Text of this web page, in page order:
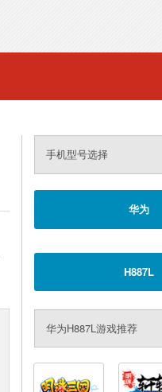
手机型号选择
华为
H887L
华为H887L游戏推荐